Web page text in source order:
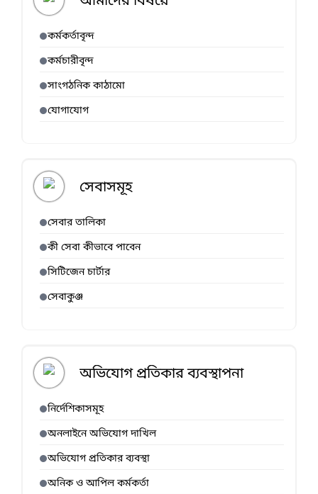
কর্মকর্তাবৃন্দ
কর্মচারীবৃন্দ
সাংগঠনিক কাঠামো
যোগাযোগ
সেবাসমূহ
সেবার তালিকা
কী সেবা কীভাবে পাবেন
সিটিজেন চার্টার
সেবাকুঞ্জ
অভিযোগ প্রতিকার ব্যবস্থাপনা
নির্দেশিকাসমূহ
অনলাইনে অভিযোগ দাখিল
অভিযোগ প্রতিকার ব্যবস্থা
অনিক ও আপিল কর্মকর্তা